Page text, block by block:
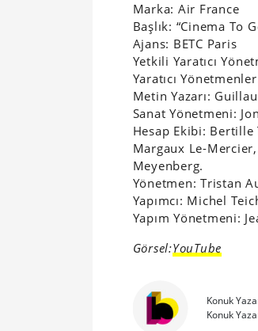
Marka: Air France
Başlık: “Cinema To
Ajans: BETC Paris
Yetkili Yaratıcı
Yaratıcı
Metin Yazarı:
Sanat Yönetmeni:
Hesap Ekibi:
Margaux Le-
Meyenberg.
Yönetmen: Tristan
Yapımcı: Michel
Yapım Yönetmeni:
Görsel:YouTube
Konuk
Konuk